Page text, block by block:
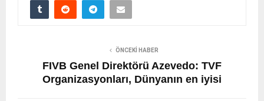
ÖNCEKI HABER
FIVB Genel Direktörü Azevedo: TVF
Organizasyonları, Dünyanın en iyisi